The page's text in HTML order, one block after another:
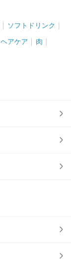
ソフトドリンク
ヘアケア 肉